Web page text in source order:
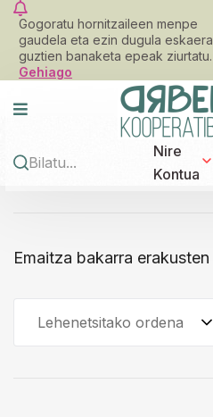
Gogoratu hornitzaileen menpe
gaudela eta ezin dugula eskaera
guztien banaketa epeak ziurtatu.
Gehiago
Nire
Kontua
Emaitza bakarra erakusten
Lehenetsitako ordena